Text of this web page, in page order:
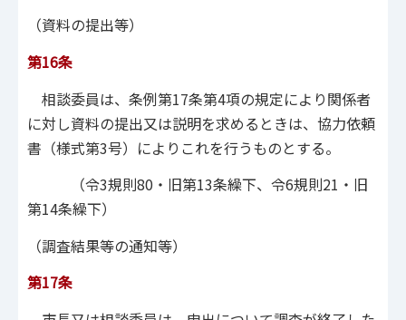
（資料の提出等）
第16条
相談委員は、条例第17条第4項の規定により関係者
に対し資料の提出又は説明を求めるときは、協力依頼
書（様式第3号）によりこれを行うものとする。
（令3規則80・旧第13条繰下、令6規則21・旧
第14条繰下）
（調査結果等の通知等）
第17条